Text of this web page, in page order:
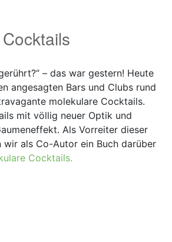
– das war gestern! Heute
angesagten Bars und Clubs rund
molekulare Cocktails.
mit völlig neuer Optik und
Als Vorreiter dieser
wir als Co-Autor ein Buch darüber
Cocktails.